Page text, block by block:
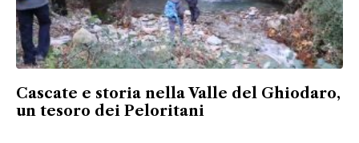
Cascate e storia nella Valle del Ghiodaro,
un tesoro dei Peloritani